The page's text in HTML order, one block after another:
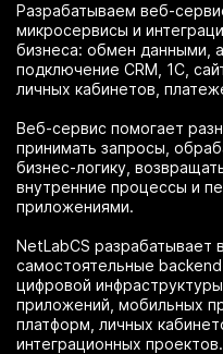
Разрабатываем веб-
микросервисы и
бизнеса: обмен данными,
подключение CRM, 1С,
личных кабинетов,
Веб-сервис помогает
принимать запросы,
бизнес-логику,
внутренние процессы и
приложениями.
NetLabCS разрабатывает
самостоятельные
цифровой
приложений, мобильных
платформ, личных
интеграционных проектов.